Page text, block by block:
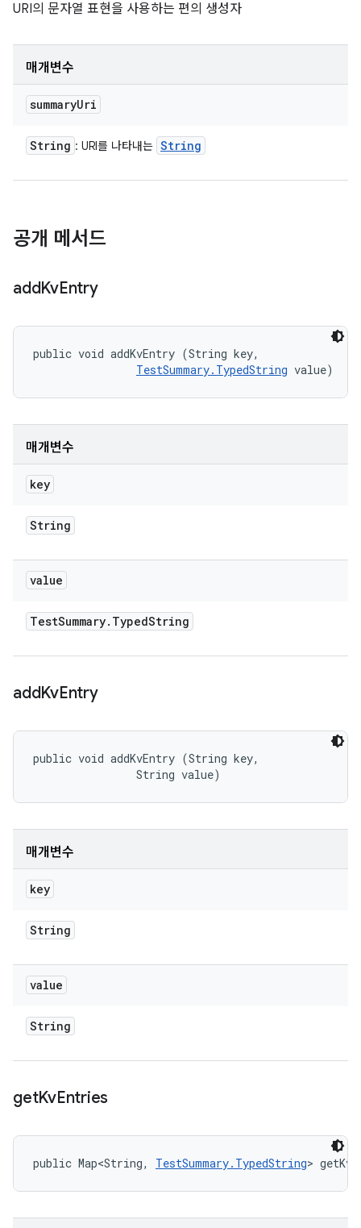
URI의 문자열 표현을 사용하는 편의 생성자
매개변수
summaryUri
String : URI를 나타내는 String
공개 메서드
addKvEntry
public void addKvEntry (String key,
TestSummary.TypedString value)
매개변수
key
String
value
TestSummary. TypedString
addKvEntry
public void addKvEntry (String key,
                String value)
매개변수
key
String
value
String
getKvEntries
public Map<String, TestSummary.TypedString>